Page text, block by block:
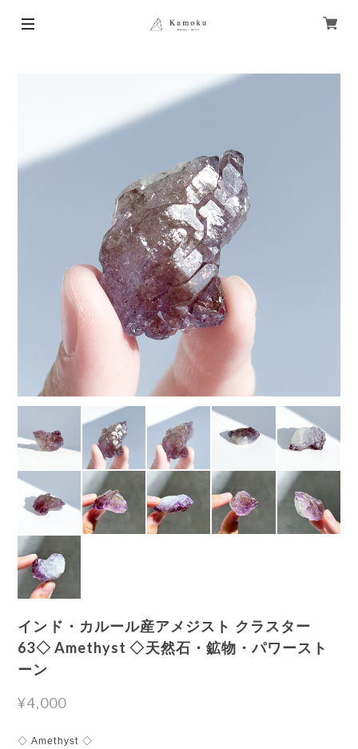
インド・カルール産アメジスト クラスター
63◇ Amethyst ◇天然石・鉱物・パワースト
ーン
¥4,000
◇ Amethyst ◇